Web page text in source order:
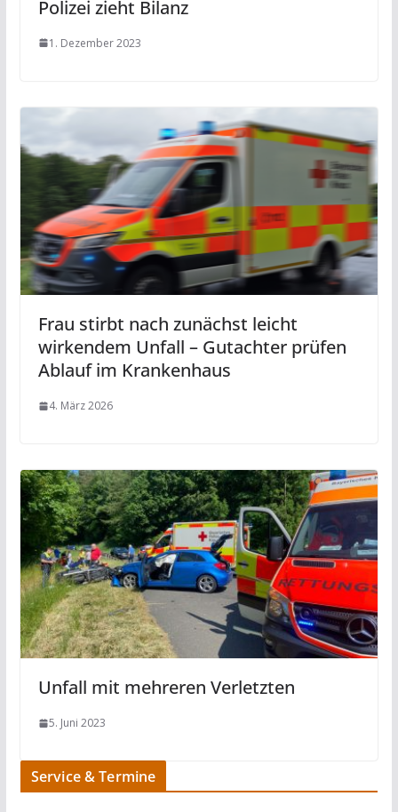
Polizei zieht Bilanz
1. Dezember 2023
Frau stirbt nach zunächst leicht
wirkendem Unfall – Gutachter prüfen
Ablauf im Krankenhaus
4. März 2026
Unfall mit mehreren Verletzten
5. Juni 2023
Service & Termine